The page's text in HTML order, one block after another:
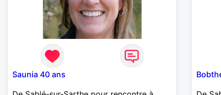
Saunia 40 ans